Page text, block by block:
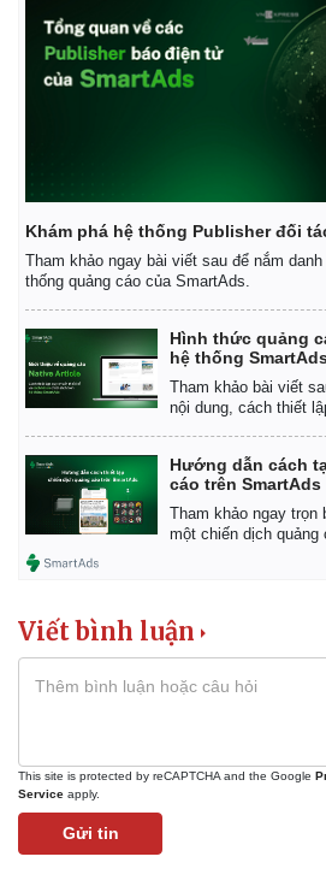
Khám phá hệ thống Publisher đối
Tham khảo ngay bài viết sau để nắm
thống quảng cáo của SmartAds.
Hình thức quảng
hệ thống
Tham khảo bài viết
nội dung, cách thiết
Hướng dẫn cách
cáo trên SmartAds
Tham khảo ngay trọn
một chiến dịch
Viết bình luận
This site is protected by reCAPTCHA and the Google
Service apply.
Gửi tin